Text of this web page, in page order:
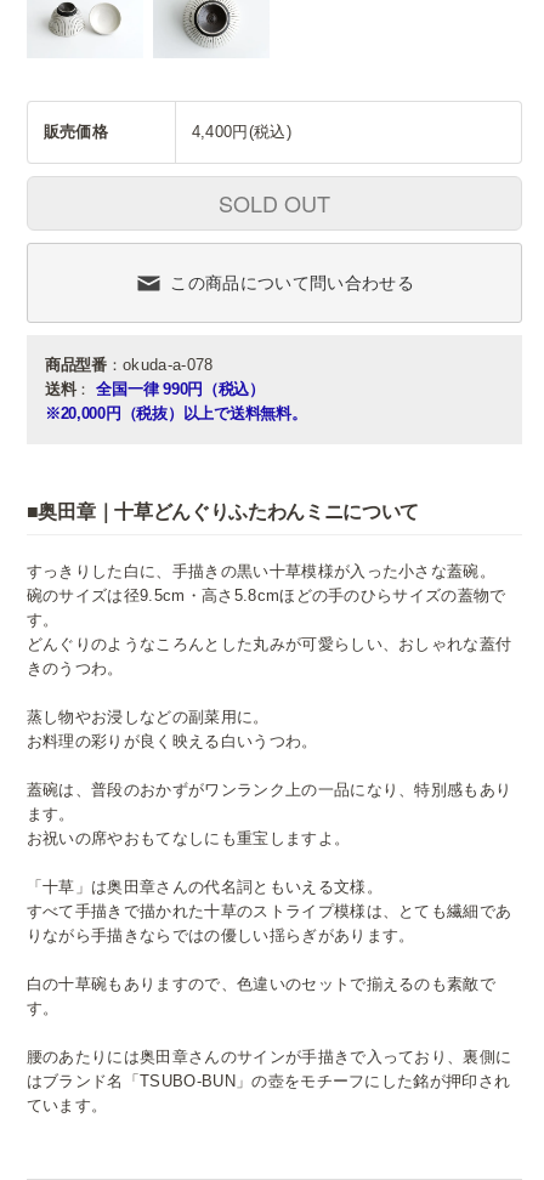
販売価格 4,400円(税込)
SOLD OUT
この商品について問い合わせる
商品型番：okuda-a-078
送料： 全国一律 990円（税込）
※20,000円（税抜）以上で送料無料。
■奥田章｜十草どんぐりふたわんミニについて
すっきりした白に、手描きの黒い十草模様が入った小さな蓋碗。
碗のサイズは径9.5cm・高さ5.8cmほどの手のひらサイズの蓋物で
す。
どんぐりのようなころんとした丸みが可愛らしい、おしゃれな蓋付
きのうつわ。
蒸し物やお浸しなどの副菜用に。
お料理の彩りが良く映える白いうつわ。
蓋碗は、普段のおかずがワンランク上の一品になり、特別感もあり
ます。
お祝いの席やおもてなしにも重宝しますよ。
「十草」は奥田章さんの代名詞ともいえる文様。
すべて手描きで描かれた十草のストライプ模様は、とても繊細であ
りながら手描きならではの優しい揺らぎがあります。
白の十草碗もありますので、色違いのセットで揃えるのも素敵で
す。
腰のあたりには奥田章さんのサインが手描きで入っており、裏側に
はブランド名「TSUBO-BUN」の壺をモチーフにした銘が押印され
ています。